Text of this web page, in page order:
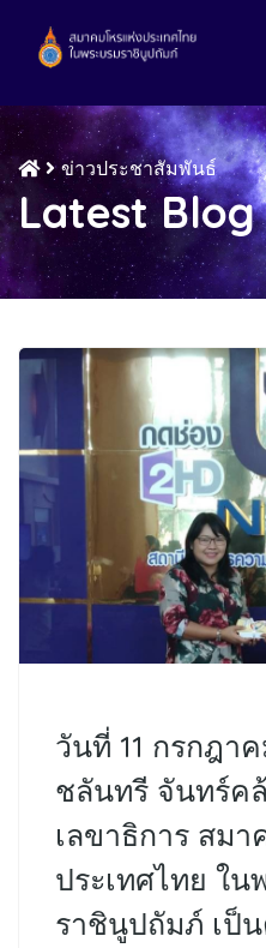
ข่าวประชาสัมพันธ์
Latest Blog
วันที่ 11 กรกฎา
ชลันทรี จันทร์ค
เลขาธิการ สมา
ประเทศไทย ใน
ราชินูปถัมภ์ เป็